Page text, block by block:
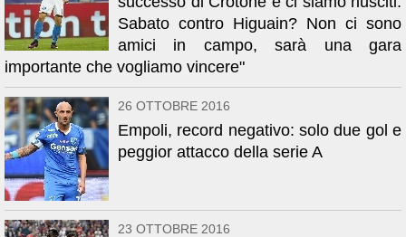
Sabato contro Higuain? Non ci sono
amici in campo, sarà una gara
importante che vogliamo vincere"
26 OTTOBRE 2016
Empoli, record negativo: solo due gol e
peggior attacco della serie A
23 OTTOBRE 2016